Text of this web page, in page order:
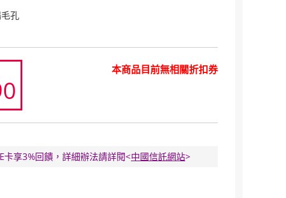
孔
本商品目前無相關折扣券
卡享3%回饋，詳細辦法請詳閱<中國信託網站>